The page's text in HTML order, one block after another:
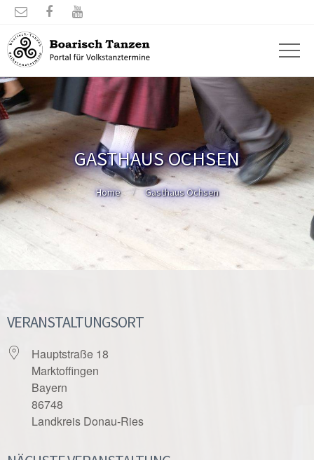
  
GASTHAUS OCHSEN
Home Gasthaus Ochsen
VERANSTALTUNGSORT
Hauptstraße 18
Marktoffingen
Bayern
86748
Landkreis Donau-Ries